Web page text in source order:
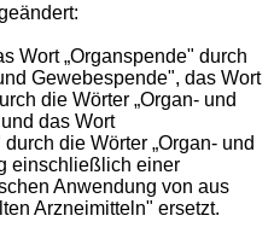
Wort „Organspende" durch
Gewebespende", das Wort
die Wörter „Organ- und
das Wort
die Wörter „Organ- und
einschließlich einer
Anwendung von aus
Arzneimitteln" ersetzt.